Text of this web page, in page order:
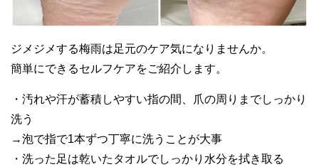
ジメジメする梅雨は足元のケア気になりませんか。
簡単にできるセルフケアをご紹介します。
・汚れや汗が蓄積しやすい指の間、爪の周りまでしっかり
洗う
→泡で指で1本ずつ丁寧に洗うことが大事
・洗った足は乾いたタオルでしっかり水分を拭き取る